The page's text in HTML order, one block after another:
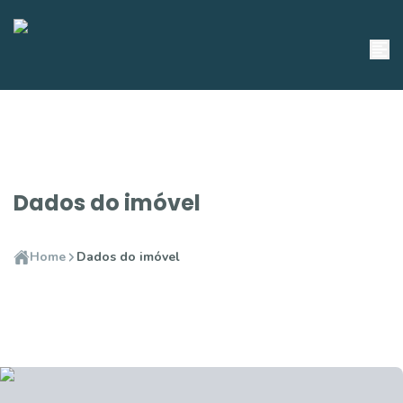
Dados do imóvel
Home Dados do imóvel